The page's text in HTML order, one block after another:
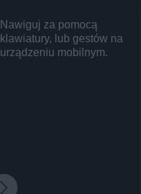
Nawiguj za pomocą
klawiatury, lub gestów na
urządzeniu mobilnym.